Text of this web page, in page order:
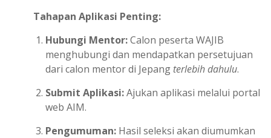
Tahapan Aplikasi Penting:
Hubungi Mentor:Calon peserta WAJIB
menghubungi dan mendapatkan persetujuan
dari calon mentor di Jepang terlebih dahulu.
Submit Aplikasi:Ajukan aplikasi melalui portal
web AIM.
Pengumuman: Hasil seleksi akan diumumkan